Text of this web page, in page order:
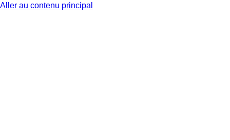
Aller au contenu principal